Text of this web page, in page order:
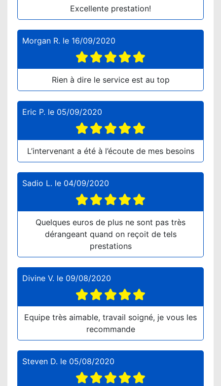
Excellente prestation!
Morgan R. le 16/09/2020
Rien à dire le service est au top
Eric P. le 05/09/2020
L’intervenant a été à l’écoute de mes besoins
Sadio L. le 04/09/2020
Quelques euros de plus ne sont pas très
dérangeant quand on reçoit de tels
prestations
Divine V. le 09/08/2020
Equipe très aimable, travail soigné, je vous les
recommande
Steven D. le 05/08/2020